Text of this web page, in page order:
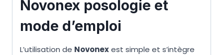
Novonex posologie et
mode d’emploi
L’utilisation de Novonexest simple et s’intègre